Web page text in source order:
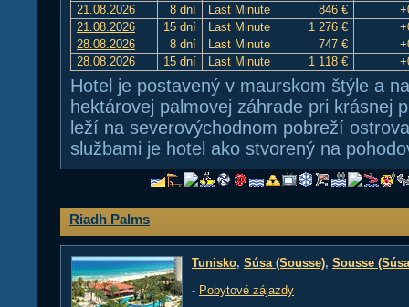
21.08.2026
8 dní Last Minute 846 €
21.08.2026
15 dní Last Minute 1 276 €
28.08.2026
8 dní Last Minute 747 €
28.08.2026
15 dní Last Minute 1 118 €
Hotel je postavený v maurskom štýle a
hektárovej palmovej záhrade pri krásnej
leží na severovýchodnom pobreží
službami je hotel ako stvorený na
Riadh Palms
Tunisko, Súsa (Sousse), Sousse
- Pobytové zájazdy